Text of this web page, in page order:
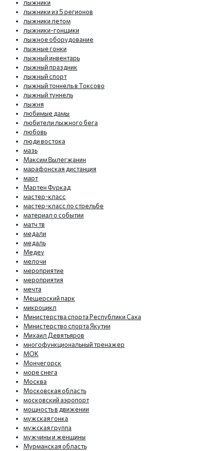
лыжники
лыжники из 5 регионов
лыжники летом
лыжники-гонщики
лыжное оборудование
лыжные гонки
лыжный инвентарь
лыжный праздник
лыжный спорт
лыжный тоннель в Токсово
лыжный туннель
лыжня
любимые дамы
любители лыжного бега
любовь
люди востока
мазь
Максим Вылегжанин
марафонская дистанция
март
Мартен Фуркад
мастер-класс
мастер-класс по стрельбе
материал о событии
матч тв
медали
медаль
Медеу
мелочи
мероприятие
мероприятия
мечта
Мещерский парк
микроцикл
Министерства спорта Республики Саха
Министерство спорта Якутии
Михаил Девятьяров
многофункциональный тренажер
МОК
Мончегорск
море снега
Москва
Московская область
московский аэропорт
мощность в движении
мужская гонка
мужская группа
мужчины и женщины
Мурманская область